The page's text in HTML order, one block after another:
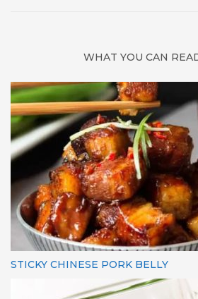
WHAT YOU CAN
STICKY CHINESE PORK BELLY